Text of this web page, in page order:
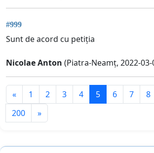
#999
Sunt de acord cu petiția
Nicolae Anton (Piatra-Neamț, 2022-03-
« 1 2 3 4 5 6 7 8
200
»